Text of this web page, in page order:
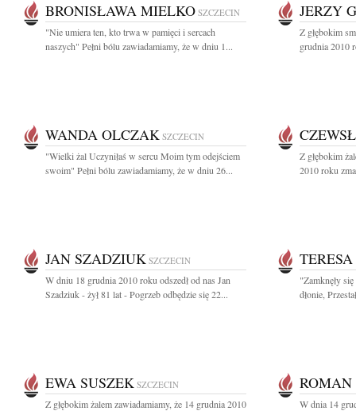
BRONISŁAWA MIELKO SZCZECIN
"Nie umiera ten, kto trwa w pamięci i sercach
naszych" Pełni bólu zawiadamiamy, że w dniu 1...
JERZY
Z głębokim
grudnia 2010
WANDA OLCZAK SZCZECIN
"Wielki żal Uczyniłaś w sercu Moim tym odejściem
swoim" Pełni bólu zawiadamiamy, że w dniu 26...
Z głębokim
2010 roku
JAN SZADZIUK SZCZECIN
W dniu 18 grudnia 2010 roku odszedł od nas Jan
Szadziuk - żył 81 lat - Pogrzeb odbędzie się 22...
"Zamknęły
dłonie,
EWA SUSZEK SZCZECIN
Z głębokim żalem zawiadamiamy, że 14 grudnia 2010
ROMAN
W dnia 14